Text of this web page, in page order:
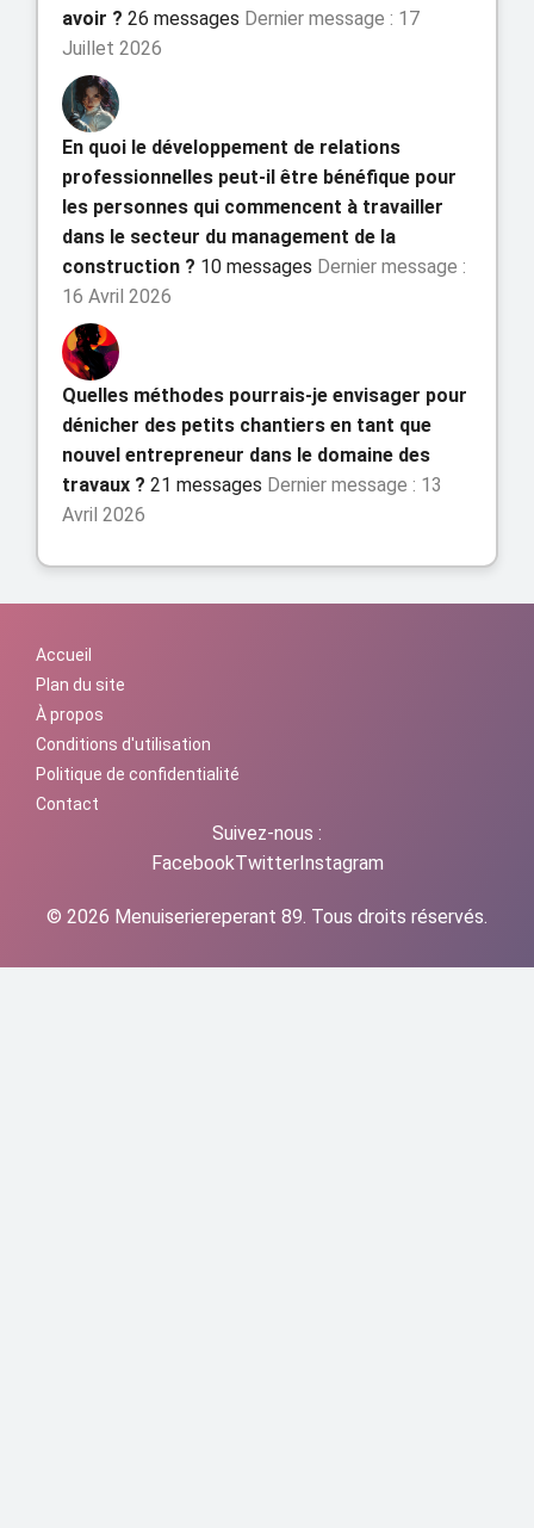
avoir ? 26 messages Dernier message : 17
Juillet 2026
En quoi le développement de relations
professionnelles peut-il être bénéfique pour
les personnes qui commencent à travailler
dans le secteur du management de la
construction ? 10 messages Dernier message :
16 Avril 2026
Quelles méthodes pourrais-je envisager pour
dénicher des petits chantiers en tant que
nouvel entrepreneur dans le domaine des
travaux ? 21 messages Dernier message : 13
Avril 2026
Accueil
Plan du site
À propos
Conditions d'utilisation
Politique de confidentialité
Contact
Suivez-nous :
FacebookTwitterInstagram
© 2026 Menuiseriereperant 89. Tous droits réservés.